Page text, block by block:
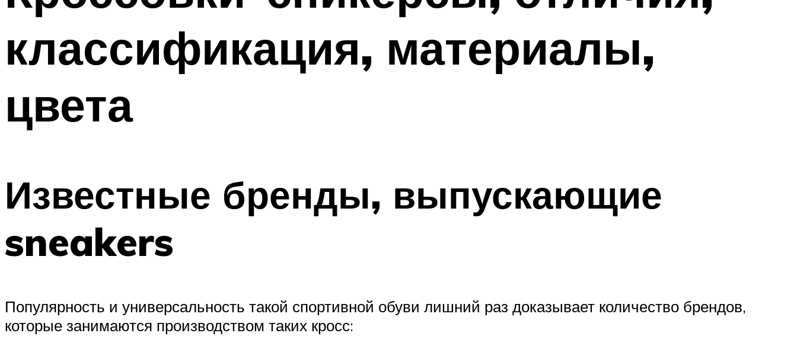
ПОХУДЕНИЕ
МЕНЮ
классификация, материалы,
цвета
Известные бренды, выпускающие
sneakers
Популярность и универсальность такой спортивной обуви лишний раз доказывает количество брендов,
которые занимаются производством таких кросс: